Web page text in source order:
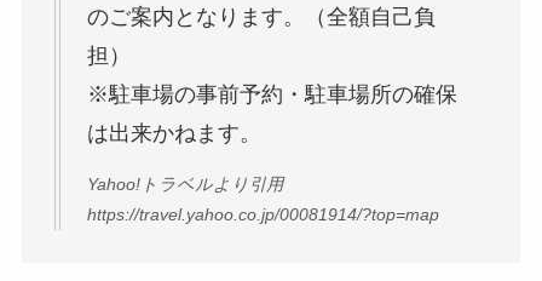
のご案内となります。（全額自己負
担）
※駐車場の事前予約・駐車場所の確保
は出来かねます。
Yahoo!トラベルより引用
https://travel.yahoo.co.jp/00081914/?top=map